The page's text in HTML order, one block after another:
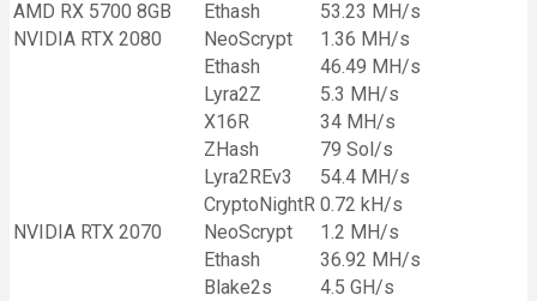
AMD RX 5700 8GB Ethash
53.23 MH/s
NVIDIA RTX 2080
NeoScrypt
1.36 MH/s
Ethash
46.49 MH/s
Lyra2Z
5.3 MH/s
X16R
34 MH/s
ZHash
79 Sol/s
Lyra2REv3
54.4 MH/s
CryptoNightR 0.72 kH/s
NVIDIA RTX 2070
NeoScrypt
1.2 MH/s
Ethash
36.92 MH/s
Blake2s
4.5 GH/s